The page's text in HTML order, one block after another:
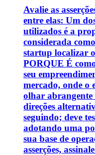
Avalie as
entre elas: Um
utilizados é a
considerada
startup localizar
PORQUE É
seu
mercado, onde o
olhar abrangente
direções
seguindo; deve
adotando uma
sua base de
asserções,